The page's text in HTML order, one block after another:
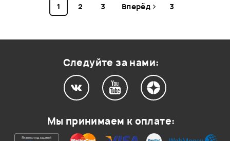
1 2 3 Вперёд 3
Следуйте за нами:
Мы принимаем к оплате: